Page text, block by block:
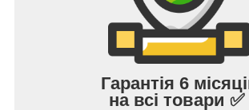
Гарантія 6
на всі товари ✅